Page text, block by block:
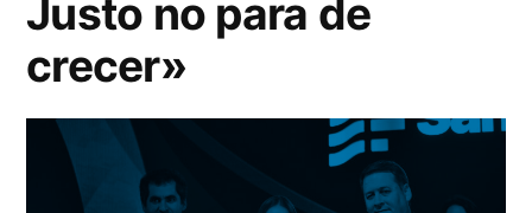
Justo no para de
crecer»